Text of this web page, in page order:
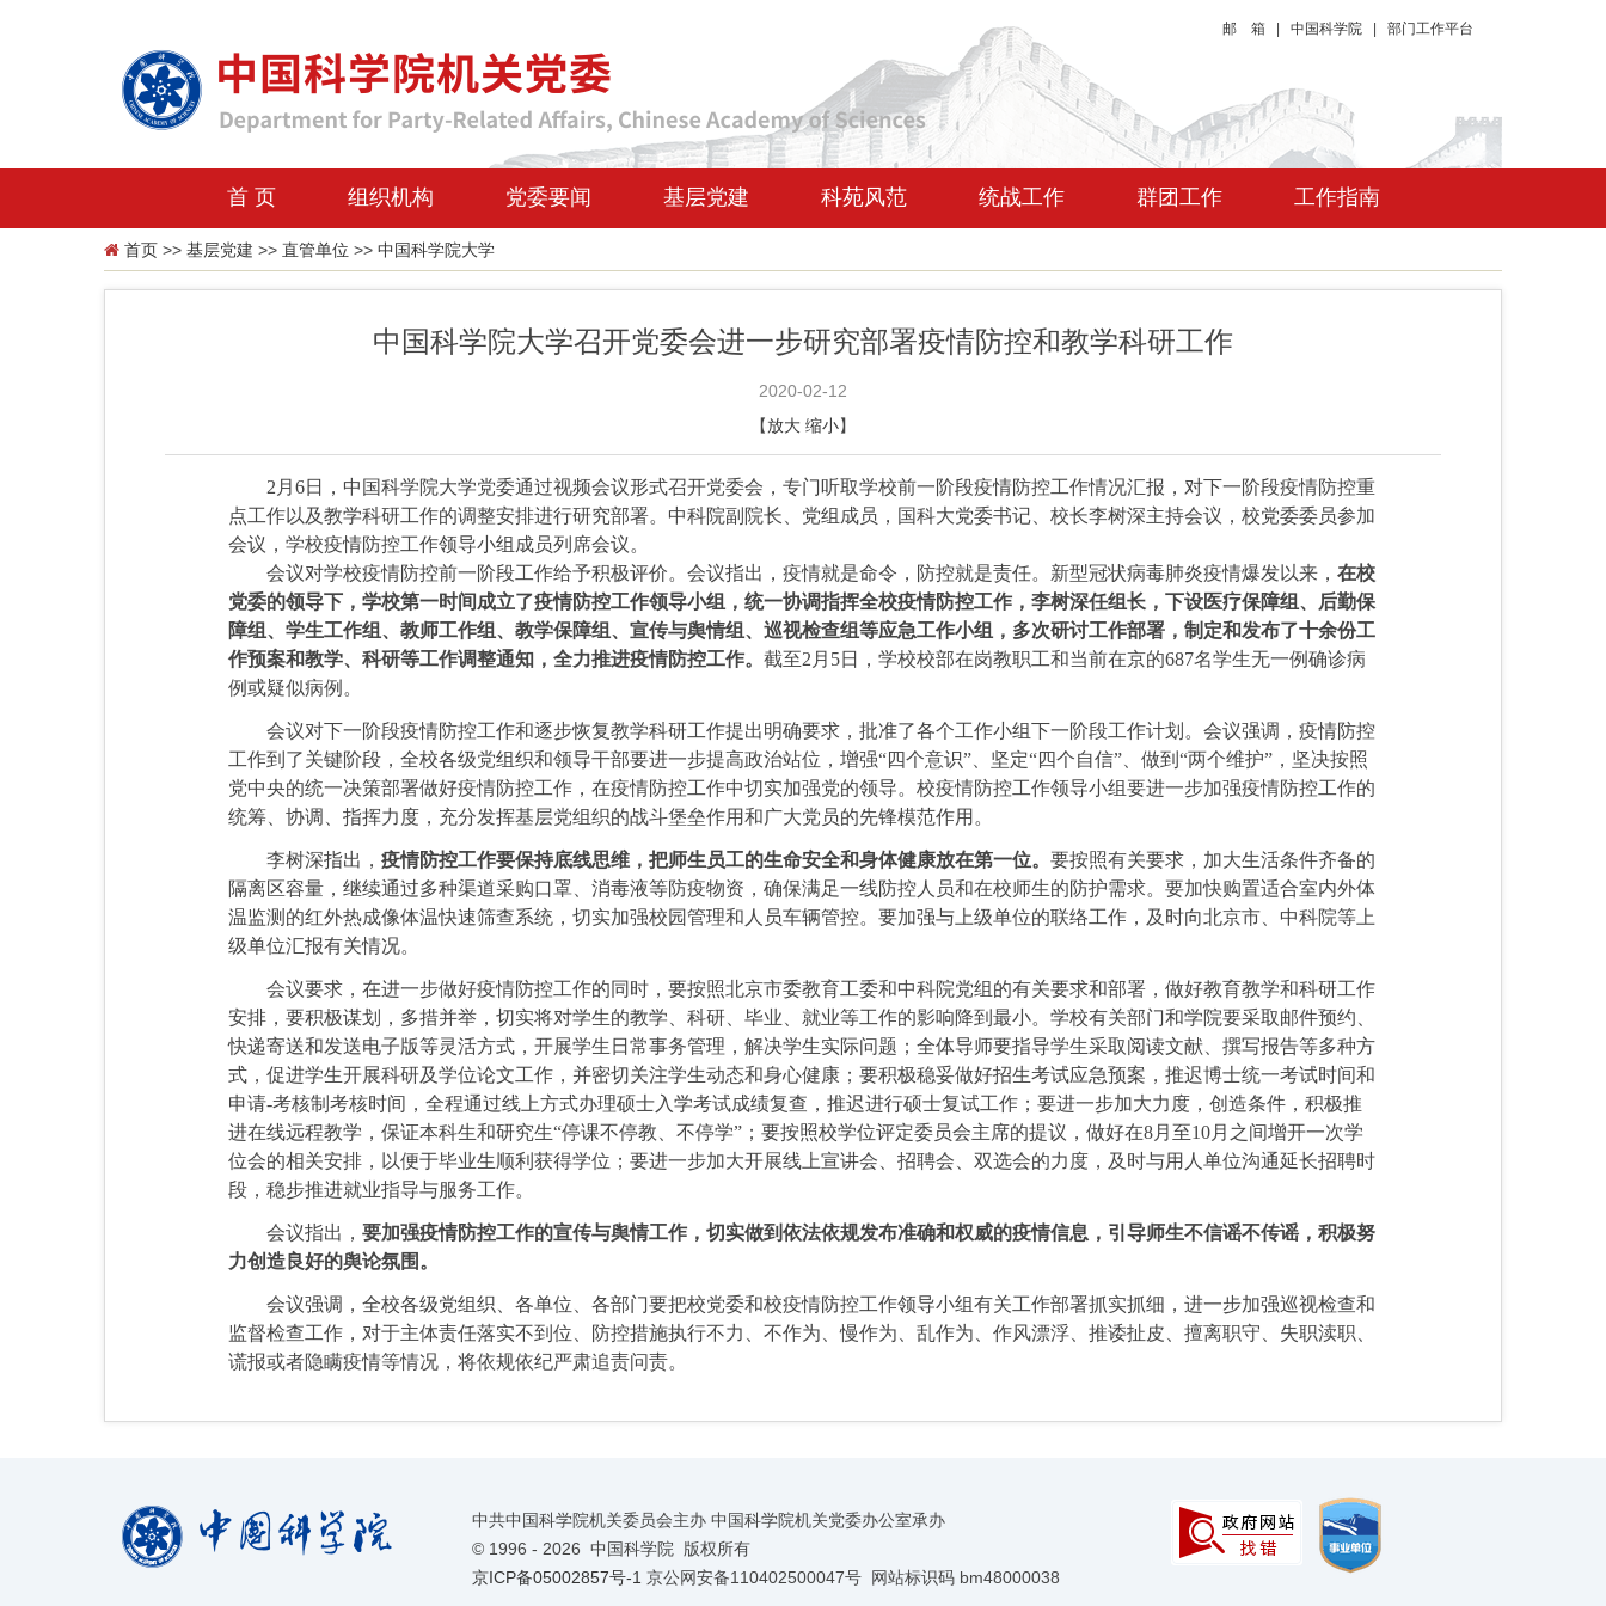
邮 箱 中国科学院 部门工作平台
首 页 组织机构 党委要闻 基层党建 科苑风范 统战工作 群团工作 工作指南
首页 >> 基层党建 >> 直管单位 >> 中国科学院大学
中国科学院大学召开党委会进一步研究部署疫情防控和教学科研工作
2020-02-12
【放大 缩小】
2月6日，中国科学院大学党委通过视频会议形式召开党委会，专门听取学校前一阶段疫情防控工作情况汇报，对下一阶段疫情防控重
点工作以及教学科研工作的调整安排进行研究部署。中科院副院长、党组成员，国科大党委书记、校长李树深主持会议，校党委委员参加
会议，学校疫情防控工作领导小组成员列席会议。
会议对学校疫情防控前一阶段工作给予积极评价。会议指出，疫情就是命令，防控就是责任。新型冠状病毒肺炎疫情爆发以来，在校
党委的领导下，学校第一时间成立了疫情防控工作领导小组，统一协调指挥全校疫情防控工作，李树深任组长，下设医疗保障组、后勤保
障组、学生工作组、教师工作组、教学保障组、宣传与舆情组、巡视检查组等应急工作小组，多次研讨工作部署，制定和发布了十余份工
作预案和教学、科研等工作调整通知，全力推进疫情防控工作。截至2月5日，学校校部在岗教职工和当前在京的687名学生无一例确诊病
例或疑似病例。
会议对下一阶段疫情防控工作和逐步恢复教学科研工作提出明确要求，批准了各个工作小组下一阶段工作计划。会议强调，疫情防控
工作到了关键阶段，全校各级党组织和领导干部要进一步提高政治站位，增强“四个意识”、坚定“四个自信”、做到“两个维护”，坚决按照
党中央的统一决策部署做好疫情防控工作，在疫情防控工作中切实加强党的领导。校疫情防控工作领导小组要进一步加强疫情防控工作的
统筹、协调、指挥力度，充分发挥基层党组织的战斗堡垒作用和广大党员的先锋模范作用。
李树深指出，疫情防控工作要保持底线思维，把师生员工的生命安全和身体健康放在第一位。要按照有关要求，加大生活条件齐备的
隔离区容量，继续通过多种渠道采购口罩、消毒液等防疫物资，确保满足一线防控人员和在校师生的防护需求。要加快购置适合室内外体
温监测的红外热成像体温快速筛查系统，切实加强校园管理和人员车辆管控。要加强与上级单位的联络工作，及时向北京市、中科院等上
级单位汇报有关情况。
会议要求，在进一步做好疫情防控工作的同时，要按照北京市委教育工委和中科院党组的有关要求和部署，做好教育教学和科研工作
安排，要积极谋划，多措并举，切实将对学生的教学、科研、毕业、就业等工作的影响降到最小。学校有关部门和学院要采取邮件预约、
快递寄送和发送电子版等灵活方式，开展学生日常事务管理，解决学生实际问题；全体导师要指导学生采取阅读文献、撰写报告等多种方
式，促进学生开展科研及学位论文工作，并密切关注学生动态和身心健康；要积极稳妥做好招生考试应急预案，推迟博士统一考试时间和
申请-考核制考核时间，全程通过线上方式办理硕士入学考试成绩复查，推迟进行硕士复试工作；要进一步加大力度，创造条件，积极推
进在线远程教学，保证本科生和研究生“停课不停教、不停学”；要按照校学位评定委员会主席的提议，做好在8月至10月之间增开一次学
位会的相关安排，以便于毕业生顺利获得学位；要进一步加大开展线上宣讲会、招聘会、双选会的力度，及时与用人单位沟通延长招聘时
段，稳步推进就业指导与服务工作。
会议指出，要加强疫情防控工作的宣传与舆情工作，切实做到依法依规发布准确和权威的疫情信息，引导师生不信谣不传谣，积极努
力创造良好的舆论氛围。
会议强调，全校各级党组织、各单位、各部门要把校党委和校疫情防控工作领导小组有关工作部署抓实抓细，进一步加强巡视检查和
监督检查工作，对于主体责任落实不到位、防控措施执行不力、不作为、慢作为、乱作为、作风漂浮、推诿扯皮、擅离职守、失职渎职、
谎报或者隐瞒疫情等情况，将依规依纪严肃追责问责。
中共中国科学院机关委员会主办 中国科学院机关党委办公室承办
© 1996 - 2026 中国科学院 版权所有
京ICP备05002857号-1 京公网安备110402500047号 网站标识码 bm48000038